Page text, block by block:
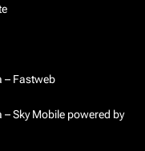
– Fastweb
Sky Mobile powered by